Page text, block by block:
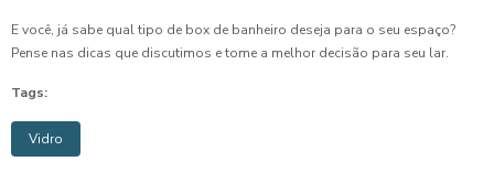
E você, já sabe qual tipo de box de banheiro deseja para o seu espaço?
Pense nas dicas que discutimos e tome a melhor decisão para seu lar.
Tags:
Vidro